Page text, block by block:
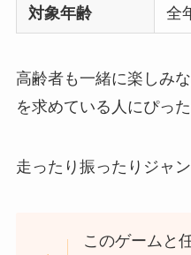
対象年齢 全
高齢者も一緒に楽しみ
を求めている人にぴっ
走ったり振ったりジャ
このゲームと